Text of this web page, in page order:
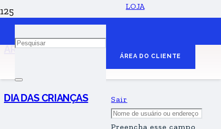
LOJA
ÁREA DO CLIENTE
Sair
Preencha esse campo
ARRAIAL COND 02
DIA DAS CRIANÇAS